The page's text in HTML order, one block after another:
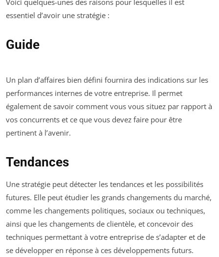
Voici quelques-unes des raisons pour lesquelles il est
essentiel d’avoir une stratégie :
Guide
Un plan d’affaires bien défini fournira des indications sur les
performances internes de votre entreprise. Il permet
également de savoir comment vous vous situez par rapport à
vos concurrents et ce que vous devez faire pour être
pertinent à l’avenir.
Tendances
Une stratégie peut détecter les tendances et les possibilités
futures. Elle peut étudier les grands changements du marché,
comme les changements politiques, sociaux ou techniques,
ainsi que les changements de clientèle, et concevoir des
techniques permettant à votre entreprise de s’adapter et de
se développer en réponse à ces développements futurs.